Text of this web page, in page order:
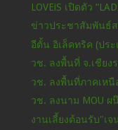
LOVEiS เปิดตัว
ข่าวประชาสัมพันธ์ส
อีตั้น อิเล็คทริค (ประ
วช. ลงพื้นที่ จ.เชียง
วช. ลงพื้นที่ภาคเห
วช. ลงนาม MOU ผ
งานเลี้ยงต้อนรับ"เ